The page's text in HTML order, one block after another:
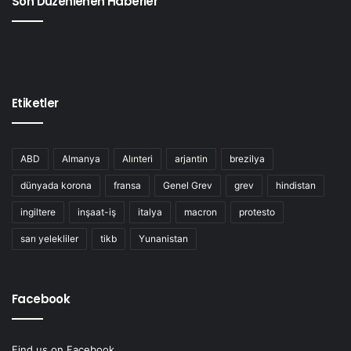
Etiketler
ABD Almanya Alınteri arjantin brezilya
dünyada korona fransa Genel Grev grev hindistan
ingiltere inşaat-iş italya macron protesto
sarı yelekliler tikb Yunanistan
Facebook